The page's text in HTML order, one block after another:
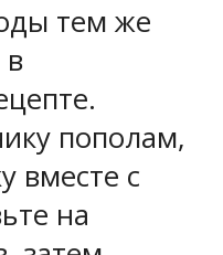
тем же
пополам,
вместе с
на